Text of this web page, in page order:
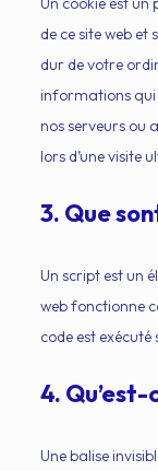
de ce site web
dur de votre
informations qui
nos serveurs ou
lors d’une visite
3. Que
Un script est un
web fonctionne
code est
4. Qu’est-
Une balise